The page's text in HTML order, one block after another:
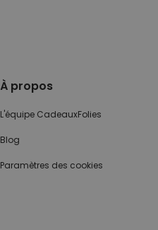
À propos
L'équipe CadeauxFolies
Blog
Paramètres des cookies